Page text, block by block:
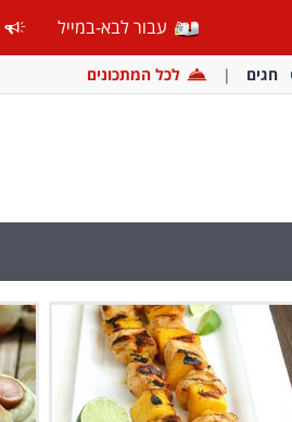
עבור לבא-במייל
חגים לכל המתכונים